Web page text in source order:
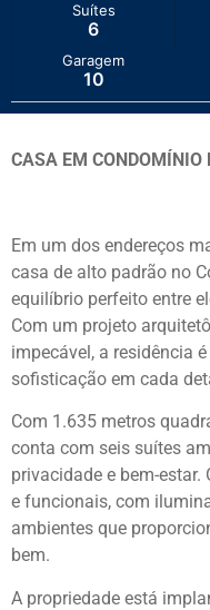
Suítes
6
Garagem
10
CASA EM CONDOMÍNIO
Em um dos endereços
casa de alto padrão no
equilíbrio perfeito entre
Com um projeto
impecável, a residência
sofisticação em cada
Com 1.635 metros
conta com seis suítes
privacidade e bem-
e funcionais, com
ambientes que
bem.
A propriedade está